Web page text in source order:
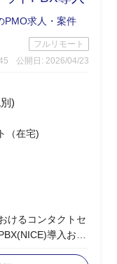
PMO求人・案件
フルリモート
公開日: 2026/04/23
)
（在宅)
けるコンタクトセ
導入およ